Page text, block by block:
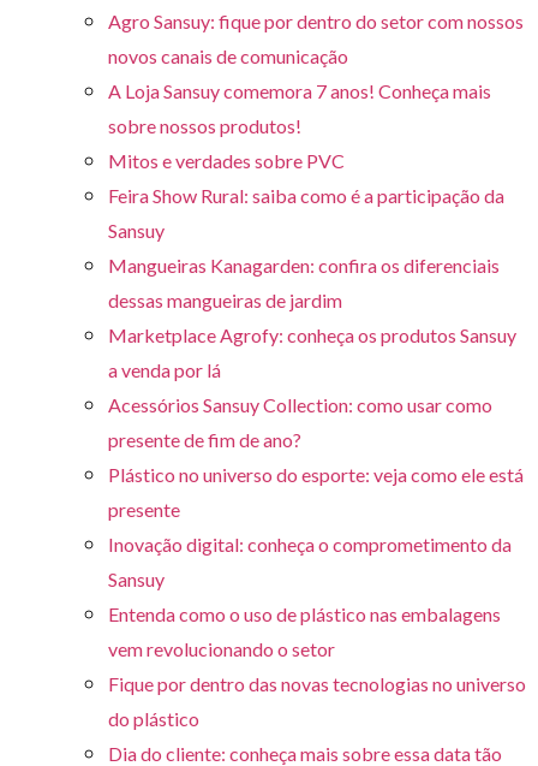
Agro Sansuy: fique por dentro do setor com nossos
novos canais de comunicação
A Loja Sansuy comemora 7 anos! Conheça mais
sobre nossos produtos!
Mitos e verdades sobre PVC
Feira Show Rural: saiba como é a participação da
Sansuy
Mangueiras Kanagarden: confira os diferenciais
dessas mangueiras de jardim
Marketplace Agrofy: conheça os produtos Sansuy
a venda por lá
Acessórios Sansuy Collection: como usar como
presente de fim de ano?
Plástico no universo do esporte: veja como ele está
presente
Inovação digital: conheça o comprometimento da
Sansuy
Entenda como o uso de plástico nas embalagens
vem revolucionando o setor
Fique por dentro das novas tecnologias no universo
do plástico
Dia do cliente: conheça mais sobre essa data tão